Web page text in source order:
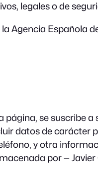
legales o de
Agencia Española
se suscribe a
datos de carácter
y otra
por — Javier